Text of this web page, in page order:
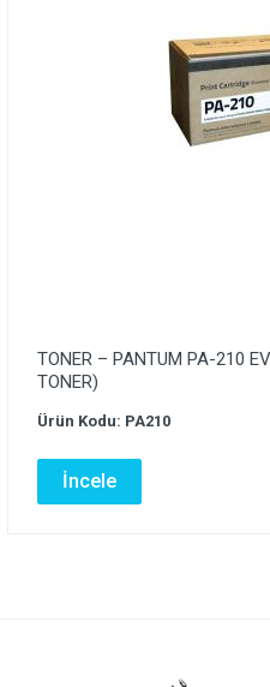
TONER – PANTUM PA-210
TONER)
Ürün Kodu: PA210
İncele